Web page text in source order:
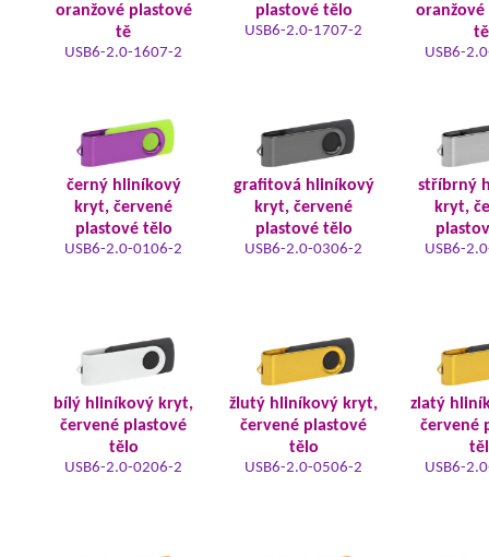
oranžové plastové
tě
USB6-2.0-1607-2
plastové tělo
USB6-2.0-1707-2
oranžové
USB6-
černý hliníkový
kryt, červené
plastové tělo
USB6-2.0-0106-2
grafitová hliníkový
kryt, červené
plastové tělo
USB6-2.0-0306-2
stříbrný
kryt,
USB6-
bílý hliníkový kryt,
červené plastové
tělo
USB6-2.0-0206-2
žlutý hliníkový kryt,
červené plastové
tělo
USB6-2.0-0506-2
zlatý
červené
USB6-